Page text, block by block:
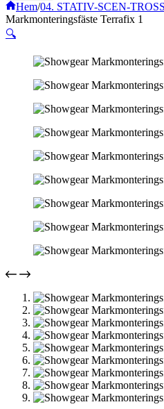
Hem/04. STATIV-SCEN-TROSS
Markmonteringsfäste Terrafix 1
🔍